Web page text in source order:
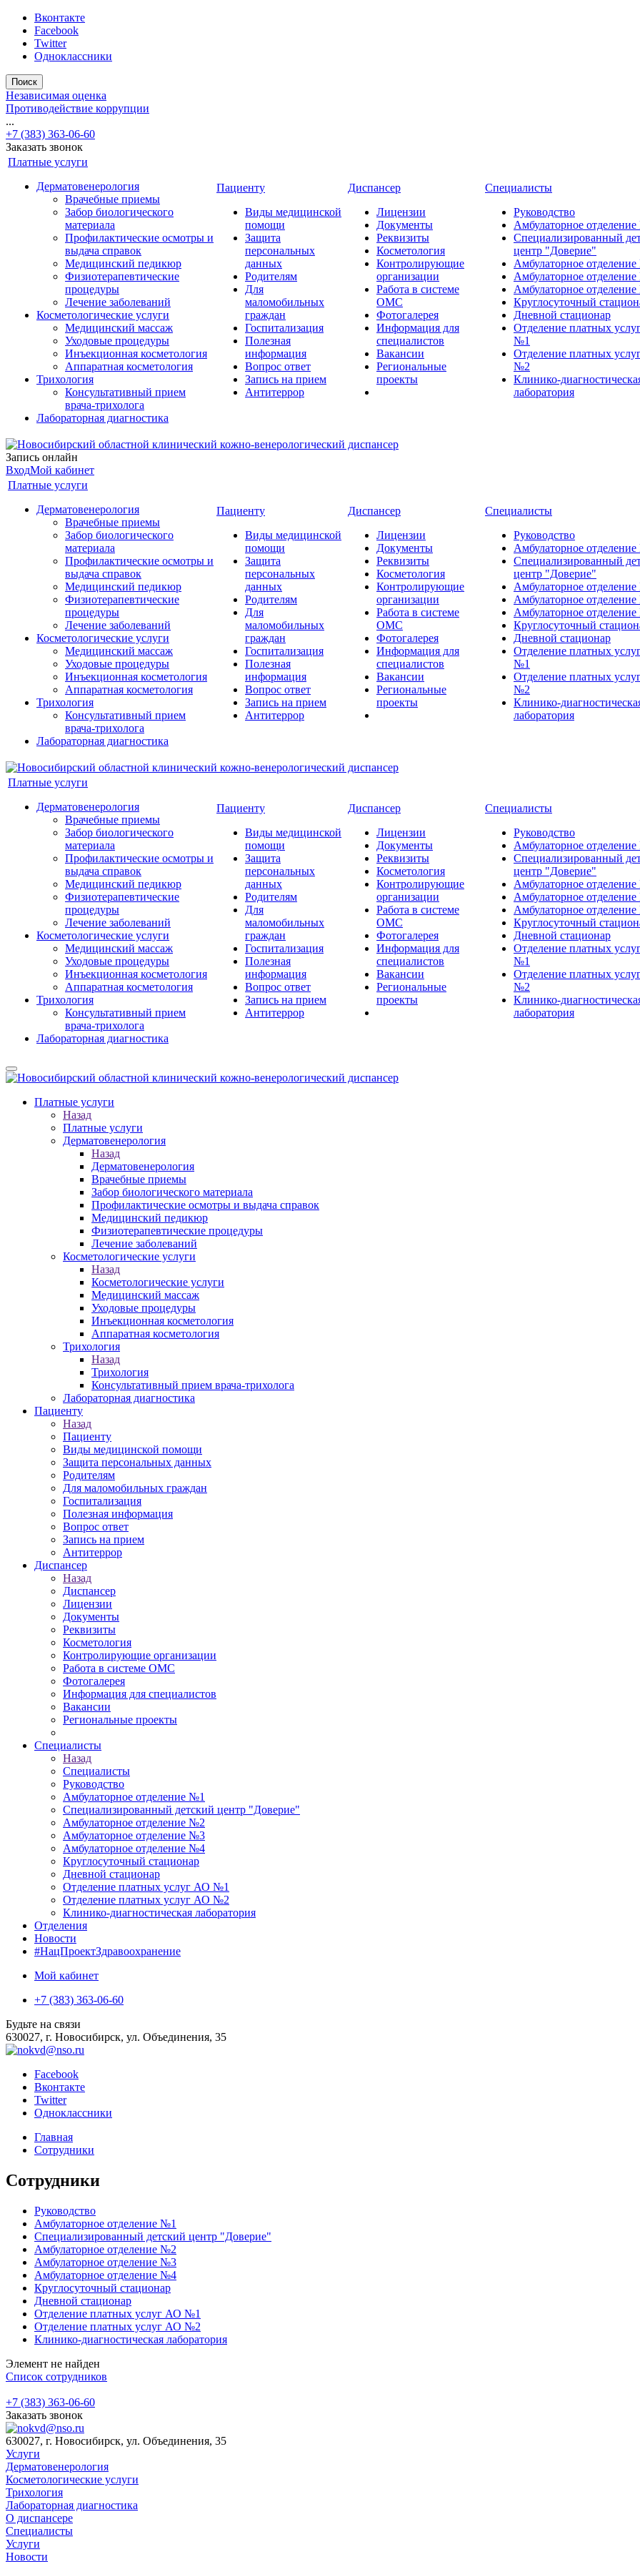
Вконтакте
Facebook
Twitter
Одноклассники
Поиск
Независимая оценка
Противодействие коррупции
...
+7 (383) 363-06-60
Заказать звонок
Платные услуги
Дерматовенерология
Врачебные приемы
Забор биологического
материала
Профилактические осмотры и
выдача справок
Медицинский педикюр
Физиотерапевтические
процедуры
Лечение заболеваний
Косметологические услуги
Медицинский массаж
Уходовые процедуры
Инъекционная косметология
Аппаратная косметология
Трихология
Консультативный прием
врача-трихолога
Лабораторная диагностика
Пациенту
Виды медицинской
помощи
Защита
персональных
данных
Родителям
Для
маломобильных
граждан
Госпитализация
Полезная
информация
Вопрос ответ
Запись на прием
Антитеррор
Диспансер
Лицензии
Документы
Реквизиты
Косметология
Контролирующие
организации
Работа в системе
ОМС
Фотогалерея
Информация для
специалистов
Вакансии
Региональные
проекты
Специалисты
Руководство
Амбулаторное
Специализированный
центр "Доверие"
Амбулаторное
Амбулаторное
Амбулаторное
Круглосуточный
Дневной стационар
Отделение платных
№1
Отделение платных
№2
Клинико-
лаборатория
Запись онлайн
ВходМой кабинет
Платные услуги
Дерматовенерология
Врачебные приемы
Забор биологического
материала
Профилактические осмотры и
выдача справок
Медицинский педикюр
Физиотерапевтические
процедуры
Лечение заболеваний
Косметологические услуги
Медицинский массаж
Уходовые процедуры
Инъекционная косметология
Аппаратная косметология
Трихология
Консультативный прием
врача-трихолога
Лабораторная диагностика
Пациенту
Виды медицинской
помощи
Защита
персональных
данных
Родителям
Для
маломобильных
граждан
Госпитализация
Полезная
информация
Вопрос ответ
Запись на прием
Антитеррор
Диспансер
Лицензии
Документы
Реквизиты
Косметология
Контролирующие
организации
Работа в системе
ОМС
Фотогалерея
Информация для
специалистов
Вакансии
Региональные
проекты
Специалисты
Руководство
Амбулаторное
Специализированный
центр "Доверие"
Амбулаторное
Амбулаторное
Амбулаторное
Круглосуточный
Дневной стационар
Отделение платных
№1
Отделение платных
№2
Клинико-
лаборатория
Платные услуги
Дерматовенерология
Врачебные приемы
Забор биологического
материала
Профилактические осмотры и
выдача справок
Медицинский педикюр
Физиотерапевтические
процедуры
Лечение заболеваний
Косметологические услуги
Медицинский массаж
Уходовые процедуры
Инъекционная косметология
Аппаратная косметология
Трихология
Консультативный прием
врача-трихолога
Лабораторная диагностика
Пациенту
Виды медицинской
помощи
Защита
персональных
данных
Родителям
Для
маломобильных
граждан
Госпитализация
Полезная
информация
Вопрос ответ
Запись на прием
Антитеррор
Диспансер
Лицензии
Документы
Реквизиты
Косметология
Контролирующие
организации
Работа в системе
ОМС
Фотогалерея
Информация для
специалистов
Вакансии
Региональные
проекты
Специалисты
Руководство
Амбулаторное
Специализированный
центр "Доверие"
Амбулаторное
Амбулаторное
Амбулаторное
Круглосуточный
Дневной стационар
Отделение платных
№1
Отделение платных
№2
Клинико-
лаборатория
Платные услуги
Назад
Платные услуги
Дерматовенерология
Назад
Дерматовенерология
Врачебные приемы
Забор биологического материала
Профилактические осмотры и выдача справок
Медицинский педикюр
Физиотерапевтические процедуры
Лечение заболеваний
Косметологические услуги
Назад
Косметологические услуги
Медицинский массаж
Уходовые процедуры
Инъекционная косметология
Аппаратная косметология
Трихология
Назад
Трихология
Консультативный прием врача-трихолога
Лабораторная диагностика
Пациенту
Назад
Пациенту
Виды медицинской помощи
Защита персональных данных
Родителям
Для маломобильных граждан
Госпитализация
Полезная информация
Вопрос ответ
Запись на прием
Антитеррор
Диспансер
Назад
Диспансер
Лицензии
Документы
Реквизиты
Косметология
Контролирующие организации
Работа в системе ОМС
Фотогалерея
Информация для специалистов
Вакансии
Региональные проекты
Специалисты
Назад
Специалисты
Руководство
Амбулаторное отделение №1
Специализированный детский центр "Доверие"
Амбулаторное отделение №2
Амбулаторное отделение №3
Амбулаторное отделение №4
Круглосуточный стационар
Дневной стационар
Отделение платных услуг АО №1
Отделение платных услуг АО №2
Клинико-диагностическая лаборатория
Отделения
Новости
#НацПроектЗдравоохранение
Мой кабинет
+7 (383) 363-06-60
Будьте на связи
630027, г. Новосибирск, ул. Объединения, 35
Facebook
Вконтакте
Twitter
Одноклассники
Главная
Сотрудники
Сотрудники
Руководство
Амбулаторное отделение №1
Специализированный детский центр "Доверие"
Амбулаторное отделение №2
Амбулаторное отделение №3
Амбулаторное отделение №4
Круглосуточный стационар
Дневной стационар
Отделение платных услуг АО №1
Отделение платных услуг АО №2
Клинико-диагностическая лаборатория
Элемент не найден
Список сотрудников
+7 (383) 363-06-60
Заказать звонок
630027, г. Новосибирск, ул. Объединения, 35
Услуги
Дерматовенерология
Косметологические услуги
Трихология
Лабораторная диагностика
О диспансере
Специалисты
Услуги
Новости